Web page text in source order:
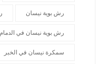
رش بوية نيسان
رش بوية نيسان في الدمام
سمكرة نيسان في الخبر